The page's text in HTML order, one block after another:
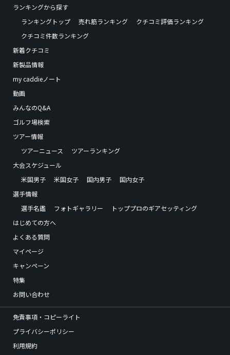
ランキングから探す
ランキングトップ
売れ筋ランキング
クチコミ評価ランキング
クチコミ件数ランキング
新着クチコミ
新製品情報
my caddieノート
動画
みんなのQ&A
ゴルフ場検索
ツアー情報
ツアーニュース
ツアーランキング
大会スケジュール
米国男子
米国女子 国内男子
国内女子
選手情報
選手名鑑
フォトギャラリー
トッププロのギアセッティング
はじめての方へ
よくある質問
マイページ
キャンペーン
特集
お問い合わせ
免責事項・コピーライト
プライバシーポリシー
利用規約